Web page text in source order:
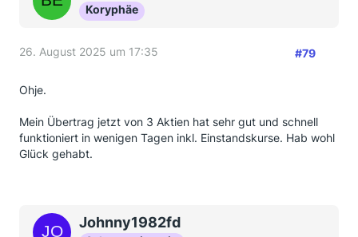
Koryphäe
26. August 2025 um 17:35 #79
Ohje.
Mein Übertrag jetzt von 3 Aktien hat sehr gut und schnell
funktioniert in wenigen Tagen inkl. Einstandskurse. Hab wohl
Glück gehabt.
Johnny1982fd